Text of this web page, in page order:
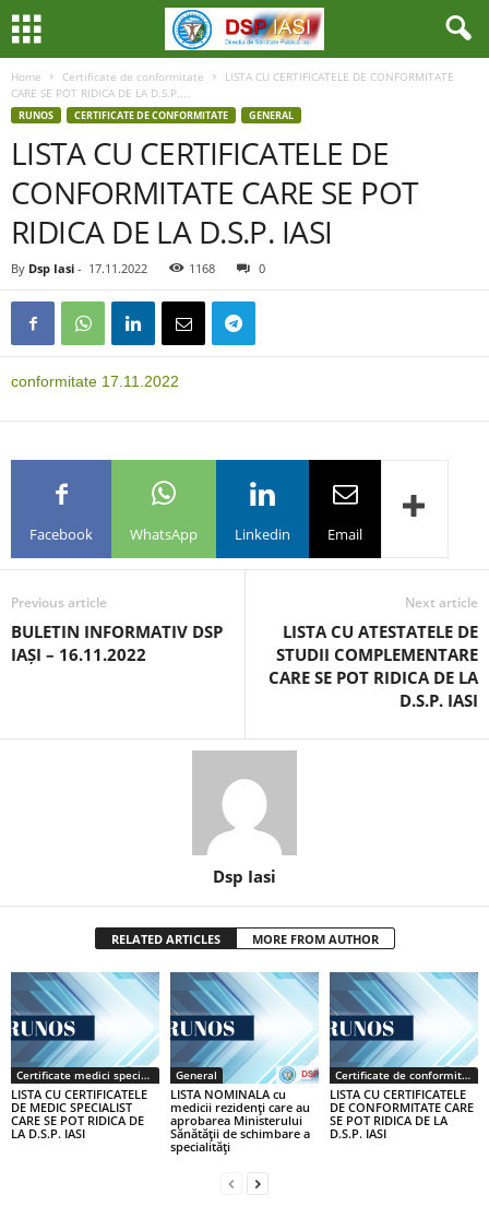
Home Certificate de conformitate
LISTA CU CERTIFICATELE DE CONFORMITATE
CARE SE POT RIDICA DE LA D.S.P....
RUNOS CERTIFICATE DE CONFORMITATE GENERAL
LISTA CU CERTIFICATELE DE
CONFORMITATE CARE SE POT
RIDICA DE LA D.S.P. IASI
By Dsp Iasi - 17.11.2022 1168 0
conformitate 17.11.2022
Facebook WhatsApp Linkedin Email
Previous article
BULETIN INFORMATIV DSP
IAȘI – 16.11.2022
Next article
LISTA CU ATESTATELE DE
STUDII COMPLEMENTARE
CARE SE POT RIDICA DE LA
D.S.P. IASI
Dsp Iasi
RELATED ARTICLES MORE FROM AUTHOR
Certificate medici specialiști / primari
LISTA CU CERTIFICATELE
DE MEDIC SPECIALIST
CARE SE POT RIDICA DE
LA D.S.P. IASI
General
LISTA NOMINALA cu
medicii rezidenţi care au
aprobarea Ministerului
Sănătăţii de schimbare a
specialităţi
Certificate de conformitate
LISTA CU CERTIFICATELE
DE CONFORMITATE CARE
SE POT RIDICA DE LA
D.S.P. IASI